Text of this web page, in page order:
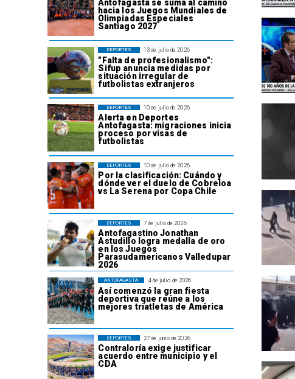
Antofagasta se suma al camino
hacia los Juegos Mundiales de
Olimpiadas Especiales
Santiago 2027
13 de julio de 2026
"Falta de profesionalismo":
Sifup anuncia medidas por
situación irregular de
futbolistas extranjeros
DEPORTES
10 de julio de 2026
Alerta en Deportes
Antofagasta: migraciones inicia
proceso por visas de
futbolistas
DEPORTES
10 de julio de 2026
Por la clasificación: Cuándo y
dónde ver el duelo de Cobreloa
vs La Serena por Copa Chile
DEPORTES
7 de julio de 2026
Antofagastino Jonathan
Astudillo logra medalla de oro
en los Juegos
Parasudamericanos Valledupar
2026
DEPORTES
4 de julio de 2026
Así comenzó la gran fiesta
deportiva que reúne a los
mejores triatletas de América
ANTOFAGASTA
27 de junio de 2026
Contraloría exige justificar
acuerdo entre municipio y el
CDA
DEPORTES